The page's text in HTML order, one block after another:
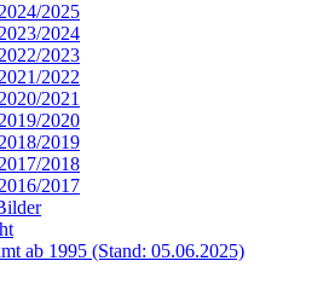
2025
2024
2023
2022
2021
2020
2019
2018
2017
ab 1995 (Stand: 05.06.2025)